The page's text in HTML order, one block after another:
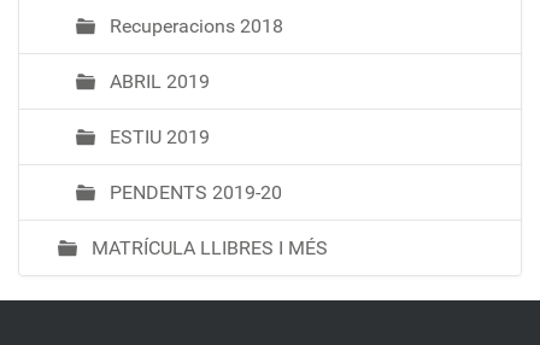
Recuperacions 2018
ABRIL 2019
ESTIU 2019
PENDENTS 2019-20
MATRÍCULA LLIBRES I MÉS